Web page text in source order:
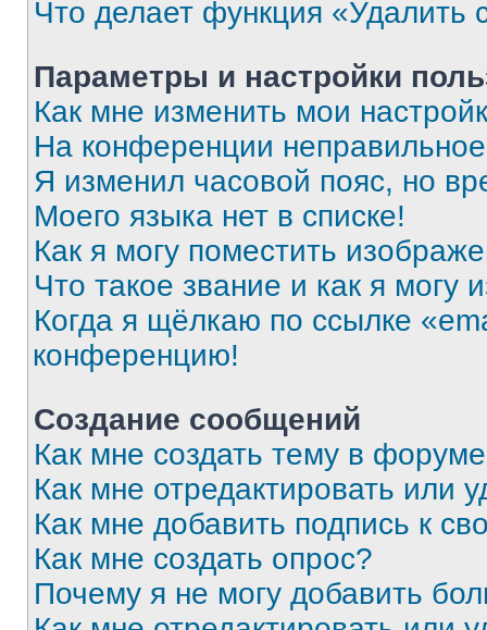
Что делает функция «Удалить
Параметры и настройки
Как мне изменить мои
На конференции
Я изменил часовой пояс, но
Моего языка нет в списке!
Как я могу поместить
Что такое звание и как я могу
Когда я щёлкаю по ссылке
конференцию!
Создание сообщений
Как мне создать тему в
Как мне отредактировать или
Как мне добавить подпись к
Как мне создать опрос?
Почему я не могу добавить